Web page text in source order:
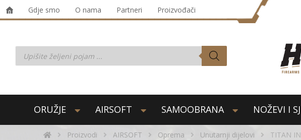
Gdje smo O nama Partneri Proizvođači
ORUŽJE AIRSOFT SAMOOBRANA NOŽEVI I
Proizvodi AIRSOFT Oprema Unutarnji dijelovi TITAN